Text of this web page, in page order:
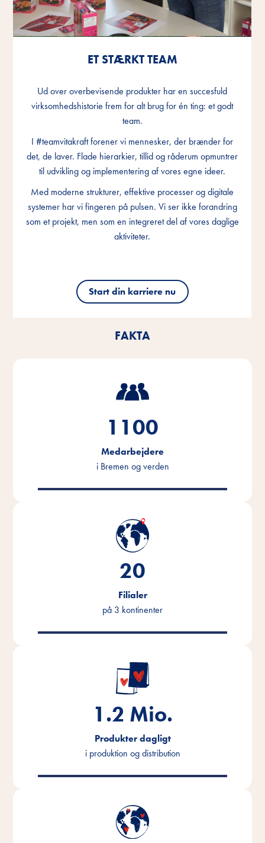
ET STÆRKT TEAM
Ud over overbevisende produkter har en succesfuld
virksomhedshistorie frem for alt brug for én ting: et godt
team.
I #teamvitakraft forener vi mennesker, der brænder for
det, de laver. Flade hierarkier, tillid og råderum opmuntrer
til udvikling og implementering af vores egne ideer.
Med moderne strukturer, effektive processer og digitale
systemer har vi fingeren på pulsen. Vi ser ikke forandring
som et projekt, men som en integreret del af vores daglige
aktiviteter.
Start din karriere nu
ET STÆRKT TEAM
Ud over overbevisende produkter har en succesfuld
virksomhedshistorie frem for alt brug for én ting: et godt
team.
I #teamvitakraft forener vi mennesker, der brænder for
det, de laver. Flade hierarkier, tillid og råderum opmuntrer
til udvikling og implementering af vores egne ideer.
Med moderne strukturer, effektive processer og digitale
systemer har vi fingeren på pulsen. Vi ser ikke forandring
som et projekt, men som en integreret del af vores daglige
aktiviteter.
Start din karriere nu
ET STÆRKT TEAM
Ud over overbevisende produkter har en succesfuld
virksomhedshistorie frem for alt brug for én ting: et godt
team.
I #teamvitakraft forener vi mennesker, der brænder for
det, de laver. Flade hierarkier, tillid og råderum opmuntrer
til udvikling og implementering af vores egne ideer.
Med moderne strukturer, effektive processer og digitale
systemer har vi fingeren på pulsen. Vi ser ikke forandring
som et projekt, men som en integreret del af vores daglige
aktiviteter.
Start din karriere nu
FAKTA
1100
Medarbejdere
i Bremen og verden
20
Filialer
på 3 kontinenter
1.2 Mio.
Produkter dagligt
i produktion og distribution